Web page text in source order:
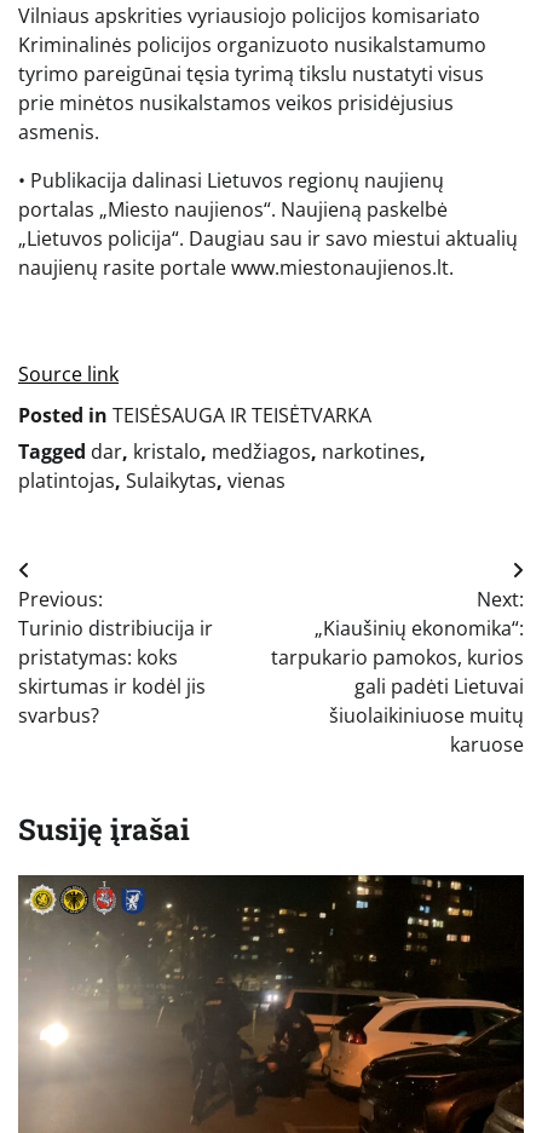
Vilniaus apskrities vyriausiojo policijos komisariato
Kriminalinės policijos organizuoto nusikalstamumo
tyrimo pareigūnai tęsia tyrimą tikslu nustatyti visus
prie minėtos nusikalstamos veikos prisidėjusius
asmenis.
• Publikacija dalinasi Lietuvos regionų naujienų
portalas „Miesto naujienos“. Naujieną paskelbė
„Lietuvos policija“. Daugiau sau ir savo miestui aktualių
naujienų rasite portale www.miestonaujienos.lt.
Source link
Posted in TEISĖSAUGA IR TEISĖTVARKA
Tagged dar, kristalo, medžiagos, narkotines,
platintojas, Sulaikytas, vienas
Navigacija
tarp
įrašų
Previous:
Turinio distribiucija ir
pristatymas: koks
skirtumas ir kodėl jis
svarbus?
Next:
„Kiaušinių ekonomika“:
tarpukario pamokos, kurios
gali padėti Lietuvai
šiuolaikiniuose muitų
karuose
Susiję įrašai